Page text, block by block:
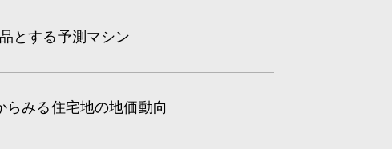
とする予測マシン
みる住宅地の地価動向